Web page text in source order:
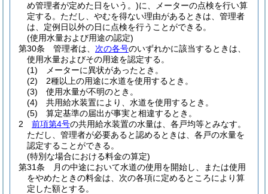
め管理者が定めた日をいう。)に、メーターの点検を行い算
定する。 ただし、やむを得ない理由があるときは、管理者
は、定例日以外の日に点検を行うことができる。
(使用水量および用途の認定)
第30条
管理者は、 次の各号のいずれかに該当するときは、
使用水量およびその用途を認定する。
(1)
メーターに異状があったとき。
(2)
2種以上の用途に水道を使用するとき。
(3)
使用水量が不明のとき。
(4)
共用給水装置により、水道を使用するとき。
(5)
算定基準の届出が事実と相違するとき。
2
前項第4号の共用給水装置の水量は、各戸均等とみなす。
ただし、管理者が必要あると認めるときは、各戸の水量を
認定することができる。
(特別な場合における料金の算定)
第31条
月の中途において水道の使用を開始し、または使用
をやめたときの料金は、次の各項に定めるところにより算
定した額とする。